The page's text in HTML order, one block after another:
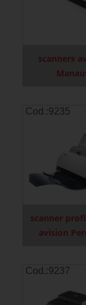
scanners
Cod.:9235
scanner
avision
Cod.:9237